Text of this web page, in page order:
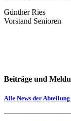
Günther Ries
Vorstand Senioren
Beiträge und
Alle News der